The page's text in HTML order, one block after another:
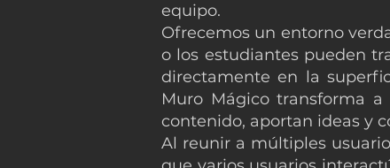
equipo.
Ofrecemos un entorno
o los estudiantes pueden
directamente en la
Muro Mágico transforma
contenido, aportan ideas y
Al reunir a múltiples